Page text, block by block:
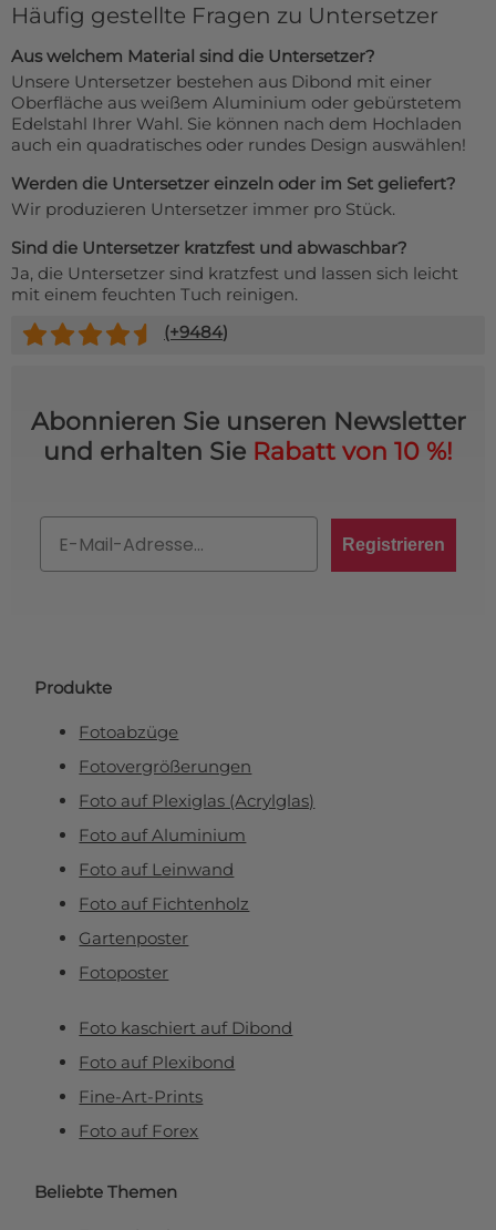
Häufig gestellte Fragen zu Untersetzer
Aus welchem Material sind die Untersetzer?
Unsere Untersetzer bestehen aus Dibond mit einer
Oberfläche aus weißem Aluminium oder gebürstetem
Edelstahl Ihrer Wahl. Sie können nach dem Hochladen
auch ein quadratisches oder rundes Design auswählen!
Werden die Untersetzer einzeln oder im Set geliefert?
Wir produzieren Untersetzer immer pro Stück.
Sind die Untersetzer kratzfest und abwaschbar?
Ja, die Untersetzer sind kratzfest und lassen sich leicht
mit einem feuchten Tuch reinigen.
(+9484)
Abonnieren Sie unseren Newsletter
und erhalten Sie Rabatt von 10 %!
Registrieren
Produkte
Fotoabzüge
Fotovergrößerungen
Foto auf Plexiglas (Acrylglas)
Foto auf Aluminium
Foto auf Leinwand
Foto auf Fichtenholz
Gartenposter
Fotoposter
Foto kaschiert auf Dibond
Foto auf Plexibond
Fine-Art-Prints
Foto auf Forex
Beliebte Themen